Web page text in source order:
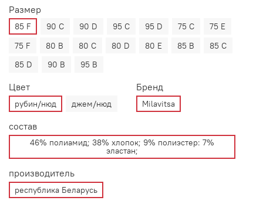
Размер
85 F 90 C 90 D 95 C 95 D 75 C
75 E
75 F
80 B 80 C 80 D 80 E 85 B
85 C
85 D
90 B 95 B
Цвет
рубин/нюд джем/нюд
Бренд
Milavitsa
состав
46% полиамид; 38% хлопок; 9% полиэстер: 7%
эластан;
производитель
республика Беларусь